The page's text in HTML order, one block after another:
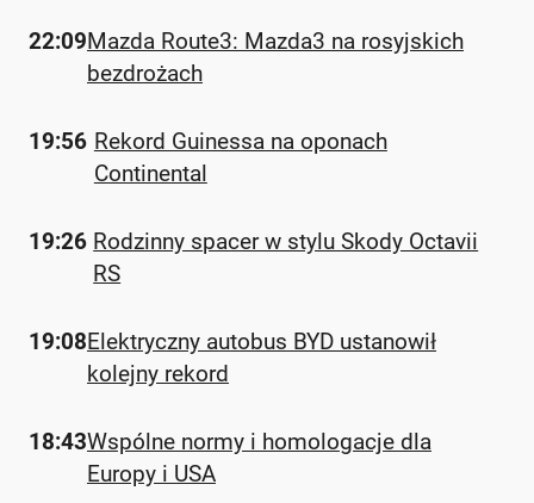
22:09Mazda Route3: Mazda3 na rosyjskich
bezdrożach
19:56 Rekord Guinessa na oponach
Continental
19:26 Rodzinny spacer w stylu Skody Octavii
RS
19:08Elektryczny autobus BYD ustanowił
kolejny rekord
18:43Wspólne normy i homologacje dla
Europy i USA